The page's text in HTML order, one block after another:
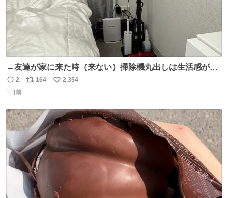
←友達が家に来た時（来ない）掃除機丸出しは生活感が出
てかっこ悪いなぁ →せや
返
信
2
リ
ト
数
164
い
数
2,354
1日前